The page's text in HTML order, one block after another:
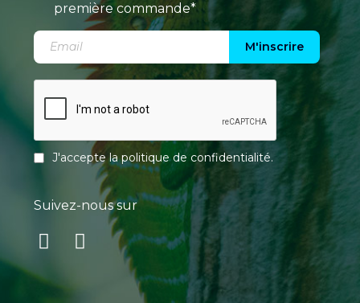
première commande*
M'inscrire
J'accepte lapolitique de confidentialité.
Suivez-nous sur